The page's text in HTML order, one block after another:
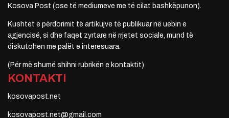
Kosova Post (ose të mediumeve me të cilat bashkëpunon).
Kushtet e përdorimit të artikujve të publikuar në uebin e
agjencisë, si dhe faqet zyrtare në rrjetet sociale, mund të
diskutohen me palët e interesuara.
(Për më shumë shihni rubrikën e kontaktit)
KONTAKTI
kosovapost.net
kosovapost.net@gmail.com